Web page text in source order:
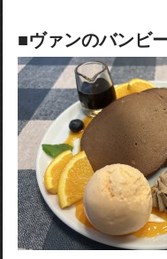
■ヴァンのバンビ